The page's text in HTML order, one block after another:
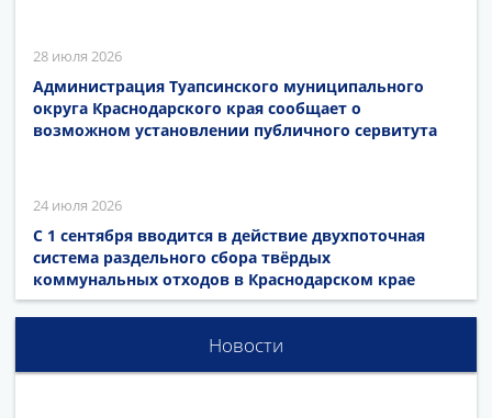
28 июля 2026
Администрация Туапсинского муниципального
округа Краснодарского края сообщает о
возможном установлении публичного сервитута
24 июля 2026
С 1 сентября вводится в действие двухпоточная
система раздельного сбора твёрдых
коммунальных отходов в Краснодарском крае
Новости